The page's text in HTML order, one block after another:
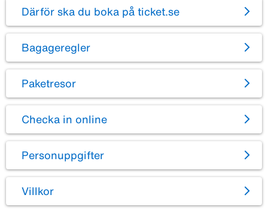
Därför ska du boka på ticket.se
Bagageregler
Paketresor
Checka in online
Personuppgifter
Villkor